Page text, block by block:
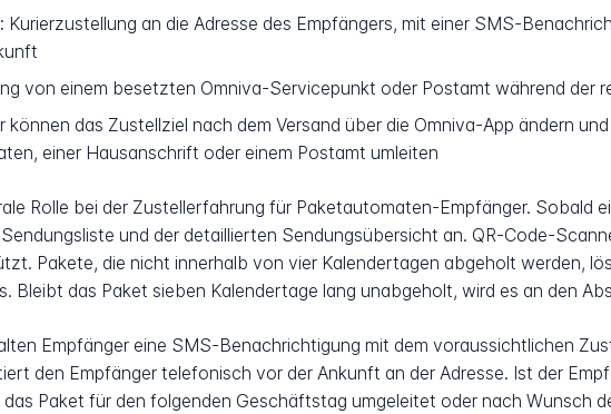
Kurierzustellung an die Adresse des Empfängers, mit einer SMS-
von einem besetzten Omniva-Servicepunkt oder Postamt während der
können das Zustellziel nach dem Versand über die Omniva-App ändern
einer Hausanschrift oder einem Postamt umleiten
Rolle bei der Zustellerfahrung für Paketautomaten-Empfänger. Sobald
und der detaillierten Sendungsübersicht an. QR-Code-
Pakete, die nicht innerhalb von vier Kalendertagen abgeholt werden,
Bleibt das Paket sieben Kalendertage lang unabgeholt, wird es an den
Empfänger eine SMS-Benachrichtigung mit dem voraussichtlichen
den Empfänger telefonisch vor der Ankunft an der Adresse. Ist der
Paket für den folgenden Geschäftstag umgeleitet oder nach Wunsch